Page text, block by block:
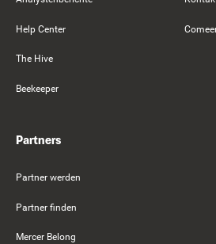
Help Center
The Hive
Beekeeper
Partners
Partner werden
Partner finden
Mercer Belong